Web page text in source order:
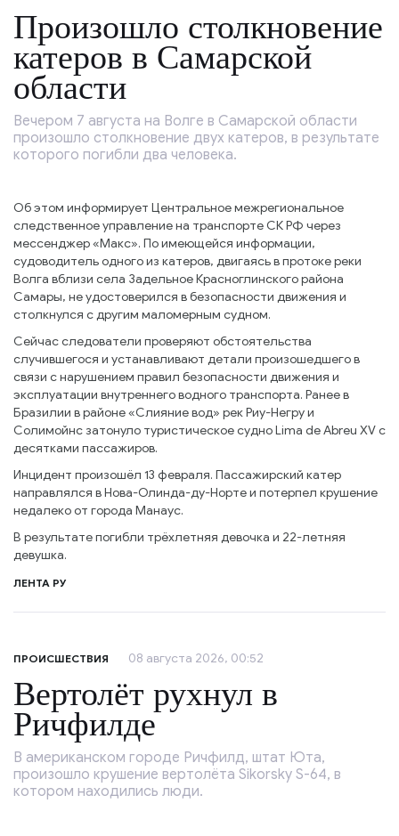
Произошло столкновение
катеров в Самарской
области
Вечером 7 августа на Волге в Самарской области
произошло столкновение двух катеров, в результате
которого погибли два человека.
Об этом информирует Центральное межрегиональное
следственное управление на транспорте СК РФ через
мессенджер «Макс». По имеющейся информации,
судоводитель одного из катеров, двигаясь в протоке реки
Волга вблизи села Задельное Красноглинского района
Самары, не удостоверился в безопасности движения и
столкнулся с другим маломерным судном.
Сейчас следователи проверяют обстоятельства
случившегося и устанавливают детали произошедшего в
связи с нарушением правил безопасности движения и
эксплуатации внутреннего водного транспорта. Ранее в
Бразилии в районе «Слияние вод» рек Риу-Негру и
Солимойнс затонуло туристическое судно Lima de Abreu XV с
десятками пассажиров.
Инцидент произошёл 13 февраля. Пассажирский катер
направлялся в Нова-Олинда-ду-Норте и потерпел крушение
недалеко от города Манаус.
В результате погибли трёхлетняя девочка и 22-летняя
девушка.
ЛЕНТА РУ
ПРОИСШЕСТВИЯ 08 августа 2026, 00:52
Вертолёт рухнул в
Ричфилде
В американском городе Ричфилд, штат Юта,
произошло крушение вертолёта Sikorsky S-64, в
котором находились люди.